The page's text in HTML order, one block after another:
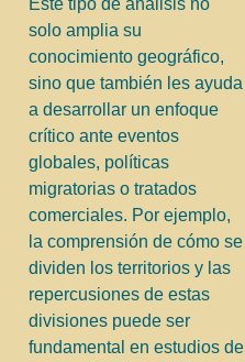
Este tipo de análisis no
solo amplia su
conocimiento geográfico,
sino que también les ayuda
a desarrollar un enfoque
crítico ante eventos
globales, políticas
migratorias o tratados
comerciales. Por ejemplo,
la comprensión de cómo se
dividen los territorios y las
repercusiones de estas
divisiones puede ser
fundamental en estudios de